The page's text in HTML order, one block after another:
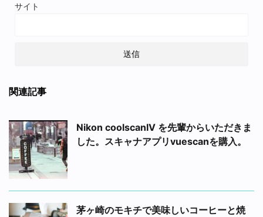
サイト
関連記事
Nikon coolscanIV を先輩からいただきま
した。スキャナアプリvuescanを購入。
茅ヶ崎のモキチで美味しいコーヒーと焼